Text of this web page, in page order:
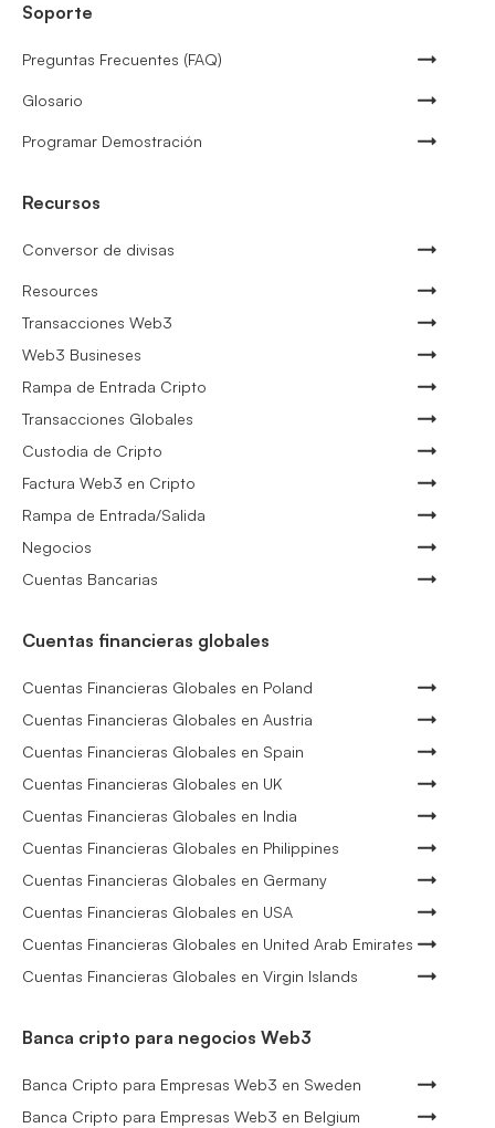
Soporte
Preguntas Frecuentes (FAQ)
Glosario
Programar Demostración
Recursos
Conversor de divisas
Resources
Transacciones Web3
Web3 Busineses
Rampa de Entrada Cripto
Transacciones Globales
Custodia de Cripto
Factura Web3 en Cripto
Rampa de Entrada/Salida
Negocios
Cuentas Bancarias
Cuentas financieras globales
Cuentas Financieras Globales en Poland
Cuentas Financieras Globales en Austria
Cuentas Financieras Globales en Spain
Cuentas Financieras Globales en UK
Cuentas Financieras Globales en India
Cuentas Financieras Globales en Philippines
Cuentas Financieras Globales en Germany
Cuentas Financieras Globales en USA
Cuentas Financieras Globales en United Arab Emirates
Cuentas Financieras Globales en Virgin Islands
Banca cripto para negocios Web3
Banca Cripto para Empresas Web3 en Sweden
Banca Cripto para Empresas Web3 en Belgium